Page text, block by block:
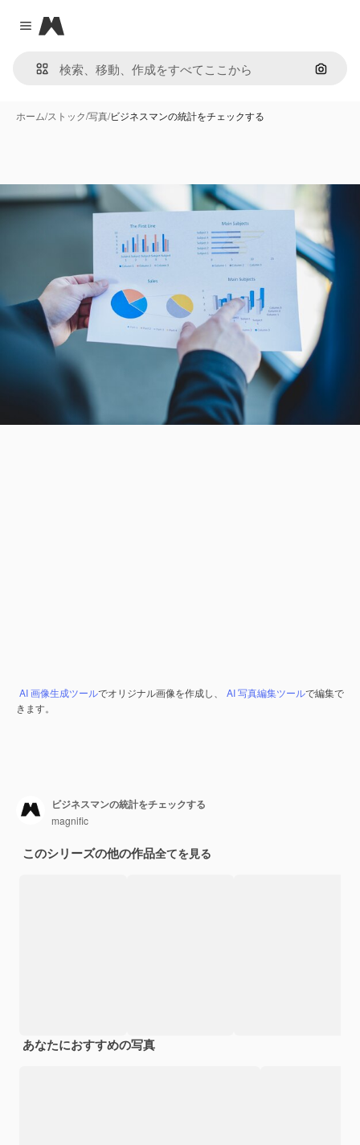
Close menu
Magnific
画像で
ホーム/ストック/写真/ビジネスマンの統計をチェックする
AI 画像生成ツールでオリジナル画像を作成し、 AI 写真編集ツールで編集で
きます。
ビジネスマンの統計をチェックする
magnific
このシリーズの他の作品全てを見る
あなたにおすすめの写真